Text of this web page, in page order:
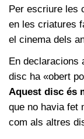
Per escriure les
en les criatures
el cinema dels
En declaracions
disc ha «obert
Aquest disc és
que no havia fet
com als altres